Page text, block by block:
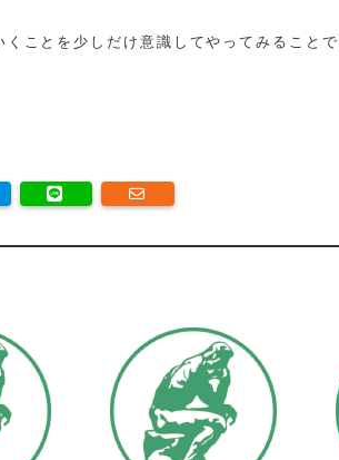
ことを少しだけ意識してやってみること